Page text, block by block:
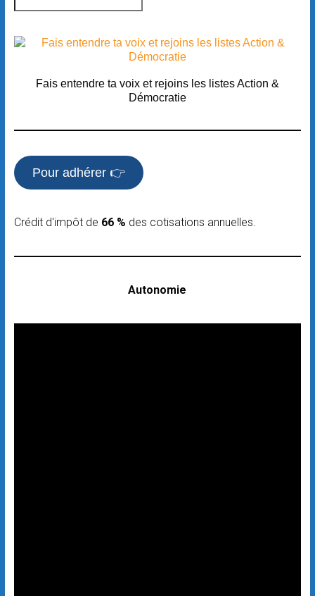
Fais entendre ta voix et rejoins les listes Action &
Démocratie
Pour adhérer 👉
Crédit d'impôt de 66 % des cotisations annuelles.
Autonomie